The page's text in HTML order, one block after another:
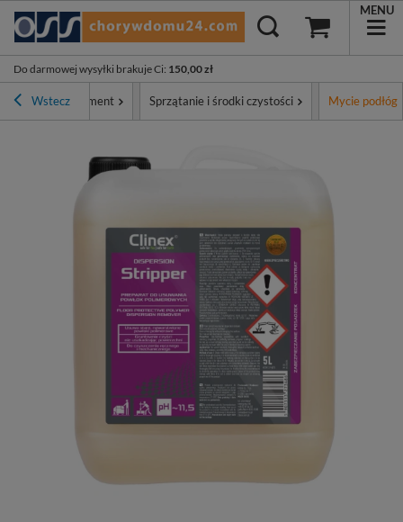
Do darmowej wysyłki brakuje Ci: 150,00 zł
MENU
WsteczAsortyment Sprzątanie i środki czystości Mycie podłóg